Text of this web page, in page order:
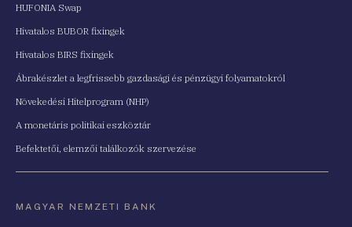
HUFONIA Swap
Hivatalos BUBOR fixingek
Hivatalos BIRS fixingek
Ábrakészlet a legfrissebb gazdasági és pénzügyi folyamatokról
Növekedési Hitelprogram (NHP)
A monetáris politikai eszköztár
Befektetői, elemzői találkozók szervezése
MAGYAR NEMZETI BANK